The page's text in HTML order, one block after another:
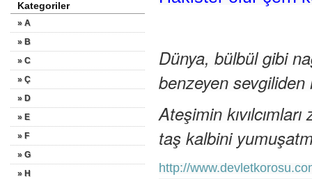
Kategoriler
» A
» B
» C
» Ç
» D
» E
» F
» G
» H
Dünya, bülbül gibi
benzeyen
Ateşimin
taş kalbini
http://